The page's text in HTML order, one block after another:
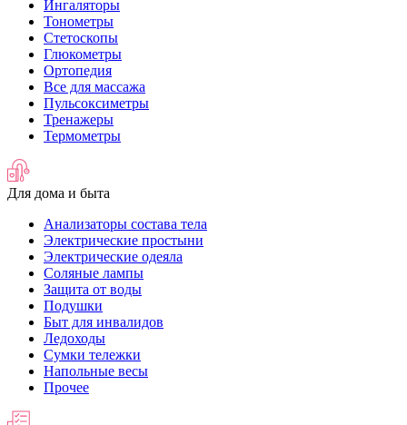
Ингаляторы
Тонометры
Стетоскопы
Глюкометры
Ортопедия
Все для массажа
Пульсоксиметры
Тренажеры
Термометры
Для дома и быта
Анализаторы состава тела
Электрические простыни
Электрические одеяла
Соляные лампы
Защита от воды
Подушки
Быт для инвалидов
Ледоходы
Сумки тележки
Напольные весы
Прочее